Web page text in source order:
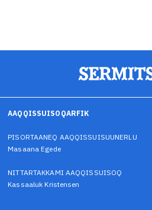
AAQQISSUISOQARFIK
PISORTAANEQ AAQQISSUISUUNERLU
Masaana Egede
NITTARTAKKAMI AAQQISSUISOQ
Kassaaluk Kristensen